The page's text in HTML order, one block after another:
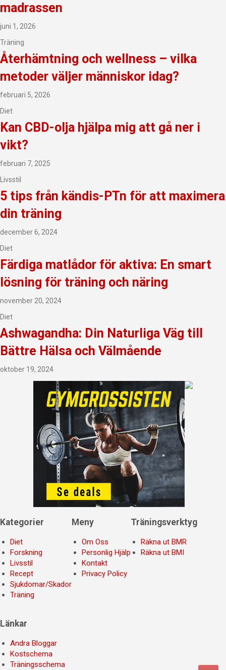
madrassen
juni 1, 2026
Träning
Återhämtning och wellness – vilka
metoder väljer människor idag?
februari 5, 2026
Diet
Kan CBD-olja hjälpa mig att gå ner i
vikt?
februari 7, 2025
Livsstil
5 tips från kändis-PTn för att maximera
din träning
december 6, 2024
Diet
Färdiga matlådor för aktiva: En smart
lösning för träning och näring
november 20, 2024
Diet
Ashwagandha: Din Naturliga Väg till
Bättre Hälsa och Välmående
oktober 19, 2024
Kategorier
Diet
Forskning
Livsstil
Recept
Sjukdomar/Skador
Träning
Meny
Om Oss
Personlig Hjälp
Kontakt
Privacy Policy
Träningsverktyg
Räkna ut BMR
Räkna ut BMI
Länkar
Andra Bloggar
Kostschema
Träningsschema